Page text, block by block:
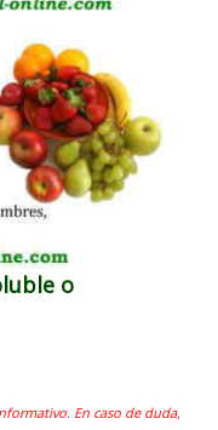
o
En caso de duda,